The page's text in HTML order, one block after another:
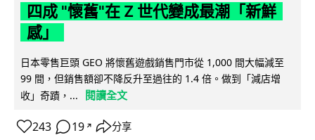
四成 "懷舊"在 Z 世代變成最潮「新鮮
感」
日本零售巨頭 GEO 將懷舊遊戲銷售門市從 1,000 間大幅減至
99 間，但銷售額卻不降反升至過往的 1.4 倍。做到「減店增
收」奇蹟，...
閱讀全文
243 19 ↗ 分享